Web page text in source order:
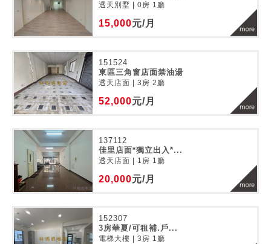
透天別墅 | 0房 1廳
15,000元/月
151524
東區三角窗店面禁油湯
透天店面 | 3房 2廳
52,000元/月
137112
佳里店面*獨立出入*...
透天店面 | 1房 1廳
20,000元/月
152307
3房華夏/可租補.戶...
電梯大樓 | 3房 1廳